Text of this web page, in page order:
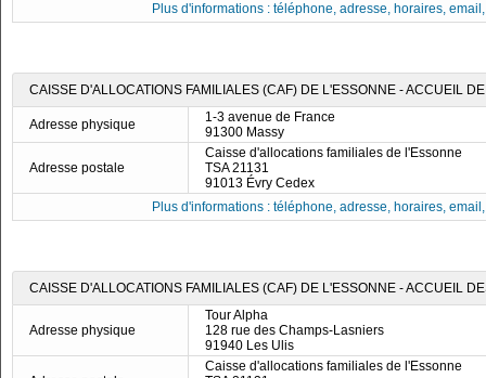
Plus d'informations : téléphone, adresse, horaires,
CAISSE D'ALLOCATIONS FAMILIALES (CAF) DE L'ESSONNE - ACCUEIL
Adresse physique
1-3 avenue de France
91300 Massy
Adresse postale
Caisse d'allocations familiales de l'Essonne
TSA 21131
91013 Évry Cedex
Plus d'informations : téléphone, adresse, horaires,
CAISSE D'ALLOCATIONS FAMILIALES (CAF) DE L'ESSONNE - ACCUEIL
Adresse physique
Tour Alpha
128 rue des Champs-Lasniers
91940 Les Ulis
Caisse d'allocations familiales de l'Essonne